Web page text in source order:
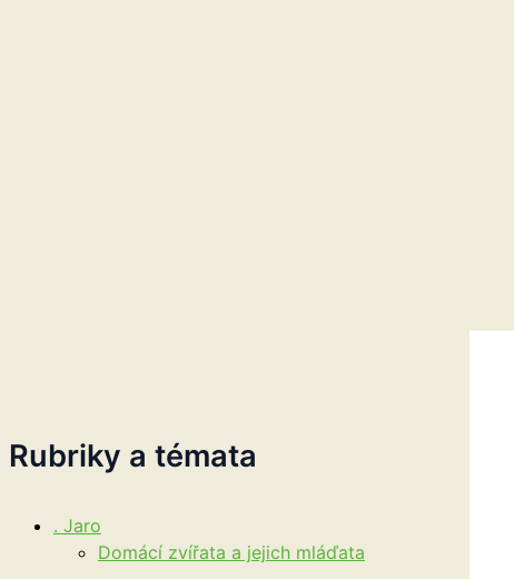
Rubriky a témata
. Jaro
Domácí zvířata a jejich mláďata